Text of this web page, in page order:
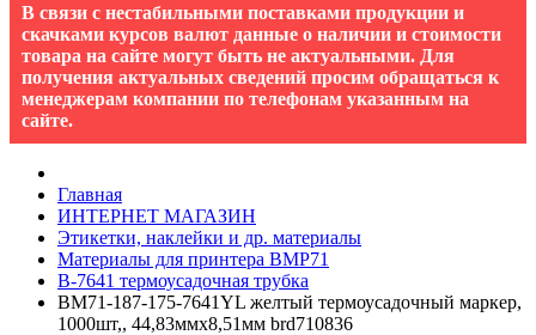
В связи с нестабильными поставками продукции и
скачками курсов валют данные о наличии и стоимости
товара на сайте могут быть не актуальными. Для
получения актуальных сведений просим обращаться к
менеджерам компании по телефонам указанным на
сайте.
Главная
ИНТЕРНЕТ МАГАЗИН
Этикетки, наклейки и др. материалы
Материалы для принтера BMP71
B-7641 термоусадочная трубка
BM71-187-175-7641YL желтый термоусадочный маркер,
1000шт,, 44,83ммх8,51мм brd710836